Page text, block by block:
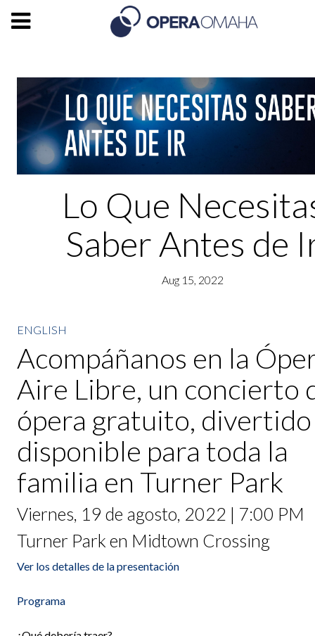
Lo Que
Saber Antes de
Aug 15, 2022
ENGLISH
Acompáñanos en la
Aire Libre, un concierto
ópera gratuito,
disponible para toda la
familia en Turner Park
Viernes, 19 de agosto, 2022 | 7:00 PM
Turner Park en Midtown Crossing
Ver los detalles de la presentación
Programa